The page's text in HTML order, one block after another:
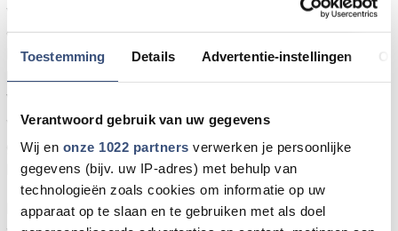
Toestemming Details Advertentie-instellingen
Verantwoord gebruik van uw gegevens
Wij en onze 1022 partners verwerken je persoonlijke
gegevens (bijv. uw IP-adres) met behulp van
technologieën zoals cookies om informatie op uw
apparaat op te slaan en te gebruiken met als doel
van 6 tot en met 13 jaar. De middag start om 13:00 uur
en duurt tot 16:30 uur.
Iedereen die wil meedoen is vanaf 12:45 uur van
harte welkom bij De Jonge Spartaan. De
Vriendinnendag wordt gehouden op het hoofdveld
van sportcomplex Spartacus. Sportkleding is
gewenst, voetbalschoenen zijn niet noodzakelijk.
Deelname is gratis.
Meisjes die lid zijn van De Jonge Spartaan kunnen